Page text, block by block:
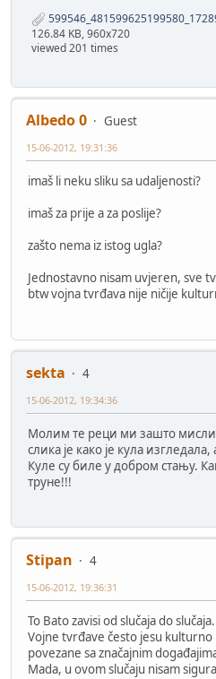
126.84 KB, 960x720
viewed 201 times
Albedo 0
Guest
15-06-2012, 19:31:36
imaš li neku sliku sa udaljenosti?
imaš za prije a za poslije?
zašto nema iz istog ugla?
Jednostavno nisam uvjeren, sve
btw vojna tvrđava nije ničije
sekta
4
15-06-2012, 19:34:36
Молим те реци ми зашто
слика је како је кула
Куле су биле у добром стању.
труне!!!
Stipan
4
15-06-2012, 19:36:31
To Bato zavisi od slučaja do slučaja.
Vojne tvrđave često jesu kulturno
povezane sa značajnim
Mada, u ovom slučaju nisam